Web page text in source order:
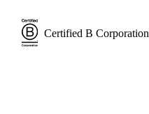
Certified B Corporation